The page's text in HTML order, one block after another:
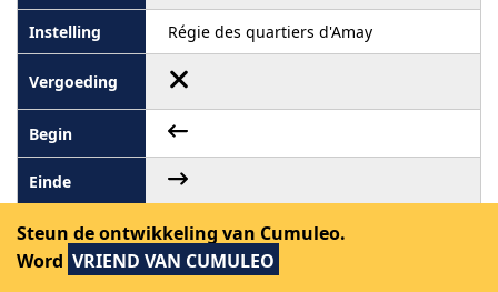
Régie des quartiers d'Amay
Totale vergoeding in 2021: tussen
Steun de ontwikkeling van Cumuleo.
Word VRIEND VAN CUMULEO